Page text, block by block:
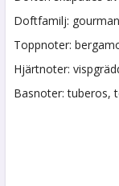
Doftfamilj:
Toppnoter:
Hjärtnoter:
Basnoter: tuberos,